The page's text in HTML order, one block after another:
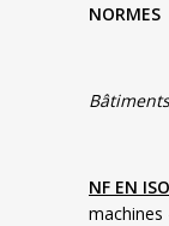
NORMES
NF EN
machines